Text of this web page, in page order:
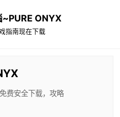
~PURE ONYX
指南现在下载
费安全下载，攻略